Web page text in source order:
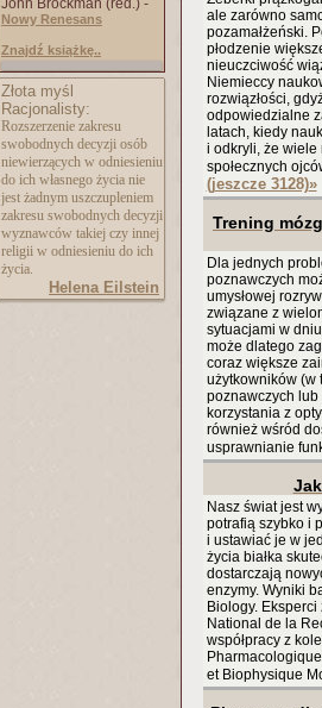
John Brockman (red.) -
Nowy Renesans
Znajdź książkę..
Złota myśl
Racjonalisty:
Rozszerzenie zakresu
swobodnych decyzji osób
niewierzących w odniesieniu
do ich własnego życia nie
jest żadnym uszczupleniem
zakresu swobodnych decyzji
wyznawców takiej czy innej
religii w odniesieniu do ich
życia.
Helena Eilstein
ale zarówno
pozamałżeński.
płodzenie
nieuczciwość
Niemieccy
rozwiązłości,
odpowiedzialne
latach, kiedy
i odkryli, że wiele
społecznych
(jeszcze 3128)»
Trening
Dla jednych
poznawczych
umysłowej
związane z
sytuacjami w
może dlatego
coraz większe
użytkowników (w
poznawczych lub
korzystania z
również wśród
usprawnianie
Nasz świat jest
potrafią szybko i
i ustawiać je w
życia białka
dostarczają
enzymy. Wyniki
Biology.
National de la
współpracy z
et Biophysique